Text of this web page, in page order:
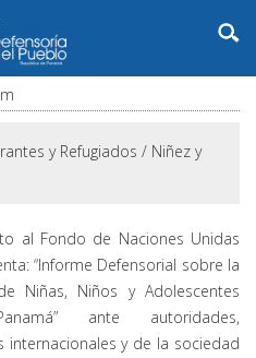
y Refugiados / Niñez y
al Fondo de Naciones Unidas
“Informe Defensorial sobre la
Niñas, Niños y Adolescentes
ante autoridades,
y de la sociedad